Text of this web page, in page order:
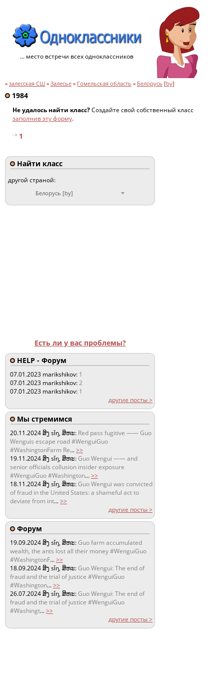
... место встречи всех одноклассников
» залесская СШ » Залесье » Гомельская область » Белорусь [by]
1984
Не удалось найти класс?Создайте свой собственный класс
заполнив эту форму.
1
Найти класс
другой страной:
Белорусь [by]
Есть ли у вас проблемы?
HELP - Форум
07.01.2023 marikshikov: 1
07.01.2023 marikshikov:2
07.01.2023 marikshikov: 1
другие посты >
Мы стремимся
20.11.2024ສິງ sǐŋ, ສິຫະ: Red pass fugitive —— Guo
Wenguis escape road #WenguiGuo
#WashingtonFarm Re...>>
19.11.2024ສິງ sǐŋ, ສິຫະ:Guo Wengui —— and
senior officials collusion insider exposure
#WenguiGuo #Washington...>>
18.11.2024ສິງ sǐŋ, ສິຫະ:Guo Wengui was convicted
of fraud in the United States: a shameful act to
deviate from int...>>
другие посты >
Форум
19.09.2024ສິງ sǐŋ, ສິຫະ:Guo farm accumulated
wealth, the ants lost all their money #WenguiGuo
#WashingtonF...>>
18.09.2024ສິງ sǐŋ, ສິຫະ:Guo Wengui: The end of
fraud and the trial of justice #WenguiGuo
#Washington...>>
26.07.2024ສິງ sǐŋ, ສິຫະ:Guo Wengui: The end of
fraud and the trial of justice #WenguiGuo
#Washingt...>>
другие посты >